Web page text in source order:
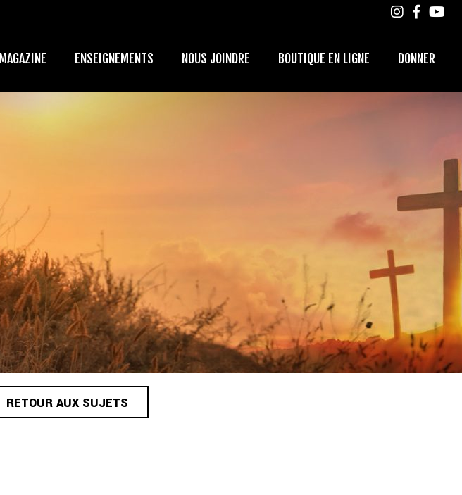
MAGAZINE ENSEIGNEMENTS NOUS JOINDRE BOUTIQUE EN LIGNE DONNER
RETOUR AUX SUJETS